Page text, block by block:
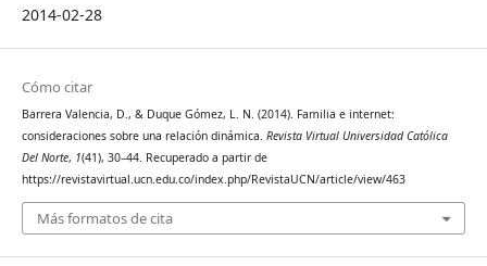
2014-02-28
Cómo citar
Barrera Valencia, D., & Duque Gómez, L. N. (2014). Familia e internet:
consideraciones sobre una relación dinámica. Revista Virtual Universidad Católica
Del Norte, 1(41), 30–44. Recuperado a partir de
https://revistavirtual.ucn.edu.co/index.php/RevistaUCN/article/view/463
Más formatos de cita